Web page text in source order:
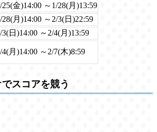
25(金)14:00 ～1/28(月)13:59
28(月)14:00 ～2/3(日)22:59
3(日)14:00 ～2/4(月)13:59
4(月)14:00 ～2/7(木)8:59
スコアを競う